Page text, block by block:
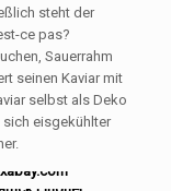
steht der
ce pas?
Sauerrahm
seinen Kaviar mit
selbst als Deko
eisgekühlter